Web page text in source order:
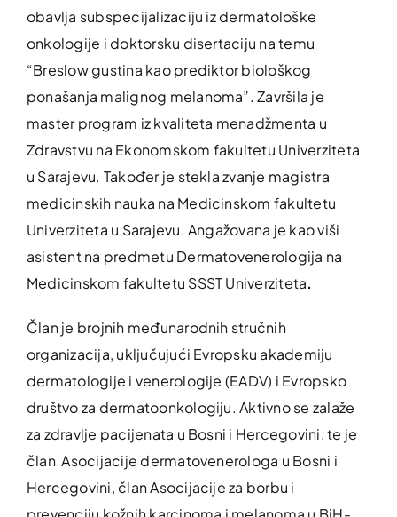
obavlja subspecijalizaciju iz dermatološke
onkologije i doktorsku disertaciju na temu
“Breslow gustina kao prediktor biološkog
ponašanja malignog melanoma”. Završila je
master program iz kvaliteta menadžmenta u
Zdravstvu na Ekonomskom fakultetu Univerziteta
u Sarajevu. Također je stekla zvanje magistra
medicinskih nauka na Medicinskom fakultetu
Univerziteta u Sarajevu. Angažovana je kao viši
asistent na predmetu Dermatovenerologija na
Medicinskom fakultetu SSST Univerziteta.
Član je brojnih međunarodnih stručnih
organizacija, uključujući Evropsku akademiju
dermatologije i venerologije (EADV) i Evropsko
društvo za dermatoonkologiju. Aktivno se zalaže
za zdravlje pacijenata u Bosni i Hercegovini, te je
član Asocijacije dermatovenerologa u Bosni i
Hercegovini, član Asocijacije za borbu i